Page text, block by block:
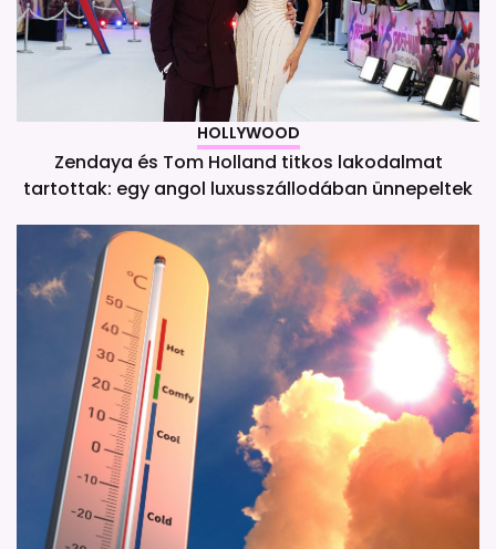
HOLLYWOOD
Zendaya és Tom Holland titkos lakodalmat
tartottak: egy angol luxusszállodában ünnepeltek